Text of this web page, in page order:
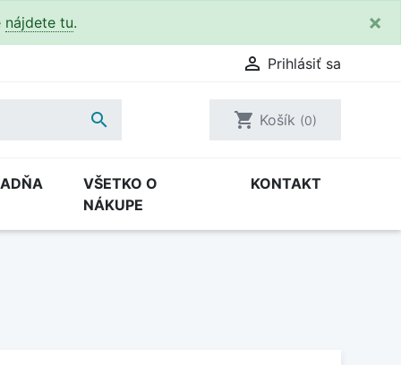
nájdete tu. ×
 Prihlásiť sa
 shopping_cart Košík (0)
VŠETKO O
NÁKUPE
KONTAKT